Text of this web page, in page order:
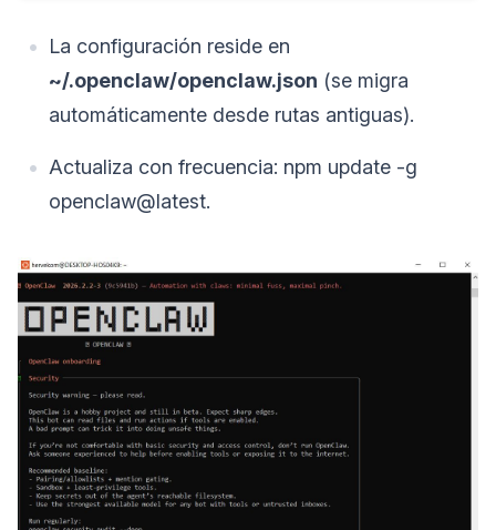
La configuración reside en
~/.openclaw/openclaw.json (se migra
automáticamente desde rutas antiguas).
Actualiza con frecuencia: npm update -g
openclaw@latest.